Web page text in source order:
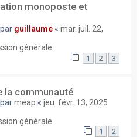
monoposte et
guillaume « mar. juil. 22,
générale
1 2 3
la communauté
meap « jeu. févr. 13, 2025
générale
1 2